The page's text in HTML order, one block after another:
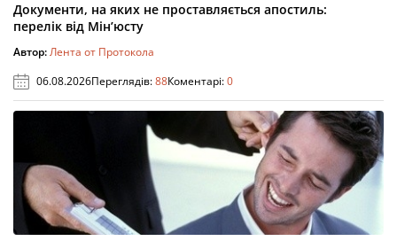
Документи, на яких не проставляється апостиль:
перелік від Мін’юсту
Автор:Лента от Протокола
06.08.2026Переглядів:88Коментарі:0